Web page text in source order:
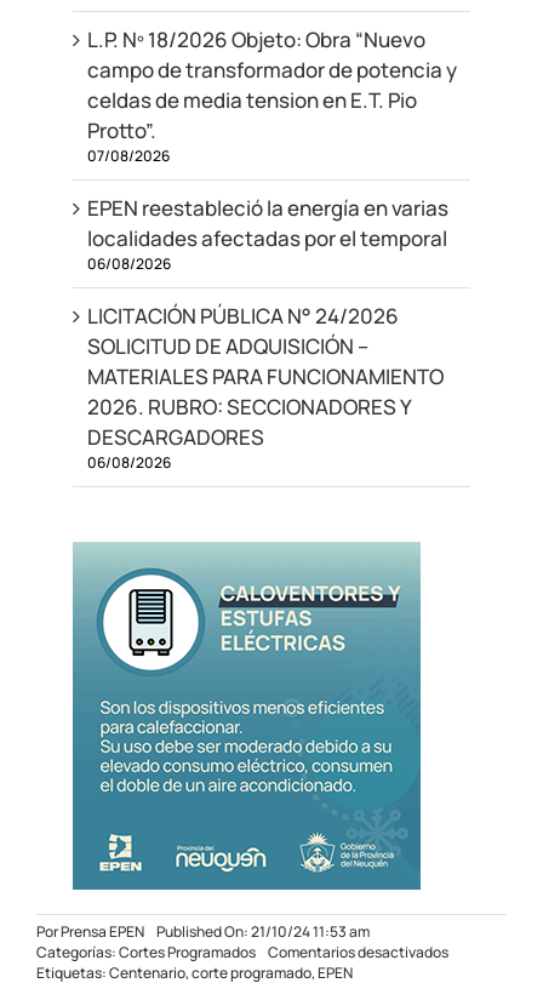
L.P. Nº 18/2026 Objeto: Obra “Nuevo
campo de transformador de potencia y
celdas de media tension en E.T. Pio
Protto”.
07/08/2026
EPEN reestableció la energía en varias
localidades afectadas por el temporal
06/08/2026
LICITACIÓN PÚBLICA N° 24/2026
SOLICITUD DE ADQUISICIÓN –
MATERIALES PARA FUNCIONAMIENTO
2026. RUBRO: SECCIONADORES Y
DESCARGADORES
06/08/2026
PorPrensa EPEN Published On: 21/10/24 11:53 am
Categorías:Cortes Programados Comentarios desactivadosen
Etiquetas:Centenario,corte programado,EPEN